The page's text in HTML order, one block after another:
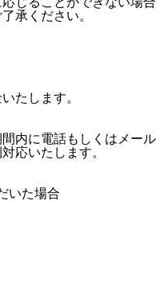
承ください。
たします。
内に電話もしくはメール
応いたします。
いた場合